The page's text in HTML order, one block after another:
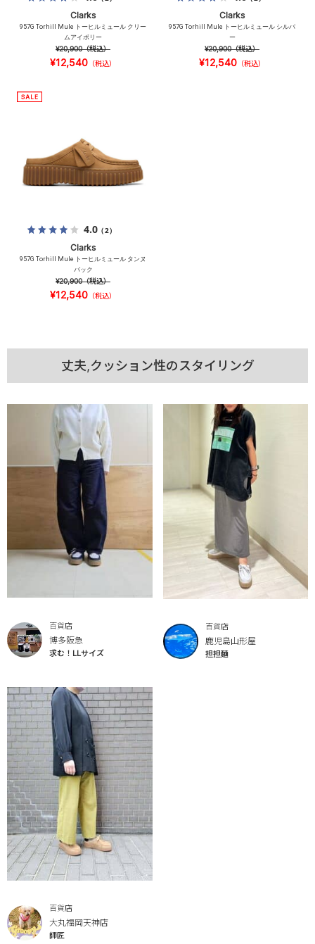
Clarks
957G Torhill Mule トーヒルミュール クリー
ムアイボリー
¥20,900（税込）
¥12,540 （税込）
Clarks
957G Torhill Mule トーヒルミュール シルバ
ー
¥20,900（税込）
¥12,540 （税込）
4.0（2）
Clarks
957G Torhill Mule トーヒルミュール タンヌ
バック
¥20,900（税込）
¥12,540 （税込）
丈夫,クッション性のスタイリング
百貨店
博多阪急
求む！LLサイズ
百貨店
鹿児島山形屋
担担麵
百貨店
大丸福岡天神店
師匠